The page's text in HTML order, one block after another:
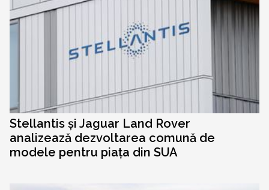
Stellantis și Jaguar Land Rover
analizează dezvoltarea comună de
modele pentru piața din SUA